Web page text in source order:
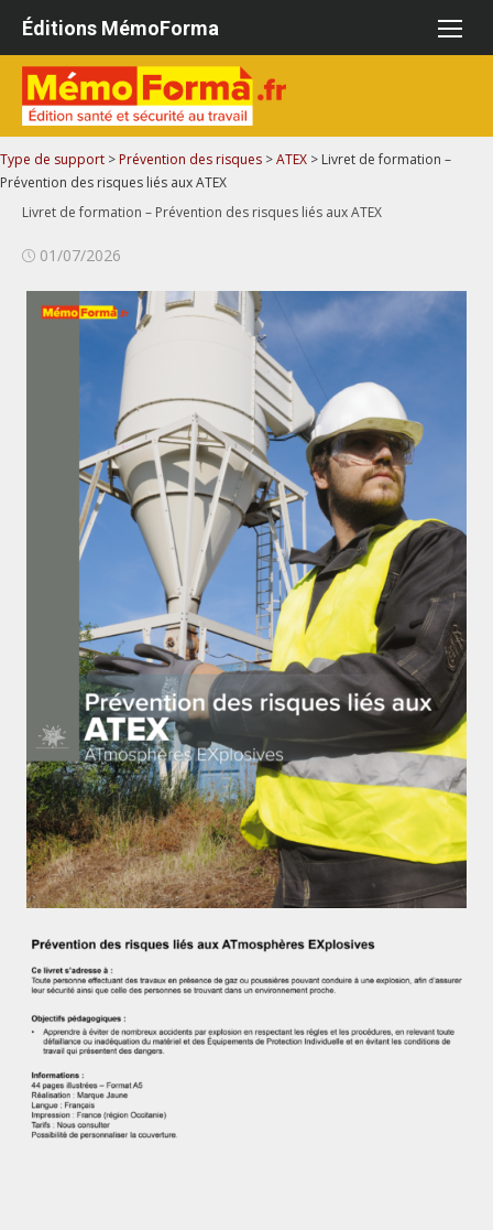
Aller
contenu
Éditions MémoForma
Type de support > Prévention des risques >ATEX > Livret de formation –
Prévention des risques liés aux ATEX
Livret de formation – Prévention des risques liés aux ATEX
Publié01/07/2026